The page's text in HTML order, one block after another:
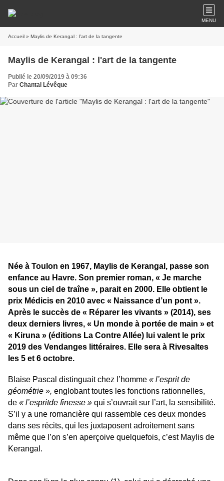
MENU
Accueil » Maylis de Kerangal : l'art de la tangente
Maylis de Kerangal : l'art de la tangente
Publié le 20/09/2019 à 09:36
Par Chantal Lévêque
Née à Toulon en 1967, Maylis de Kerangal, passe son
enfance au Havre. Son premier roman, « Je marche
sous un ciel de traîne », parait en 2000. Elle obtient le
prix Médicis en 2010 avec « Naissance d’un pont ».
Après le succès de « Réparer les vivants » (2014), ses
deux derniers livres, « Un monde à portée de main » et
« Kiruna » (éditions La Contre Allée) lui valent le prix
2019 des Vendanges littéraires. Elle sera à Rivesaltes
les 5 et 6 octobre.
Blaise Pascal distinguait chez l’homme « l’esprit de
géométrie », englobant toutes les fonctions rationnelles,
de « l’espritde finesse » qui s’ouvrait sur l’art, la sensibilité.
S’il y a une romancière qui rassemble ces deux mondes
dans ses récits, qui les juxtaposent adroitement sans
même que l’on s’en aperçoive quelquefois, c’est Maylis de
Kerangal.